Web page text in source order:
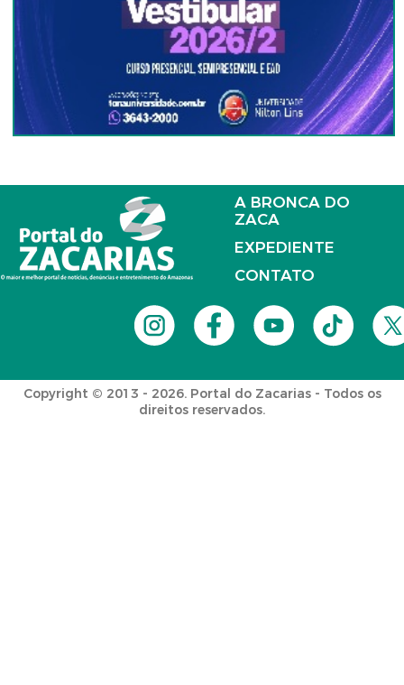
A BRONCA DO
ZACA
EXPEDIENTE
CONTATO
Copyright © 2013 - 2026. Portal do Zacarias - Todos os
direitos reservados.